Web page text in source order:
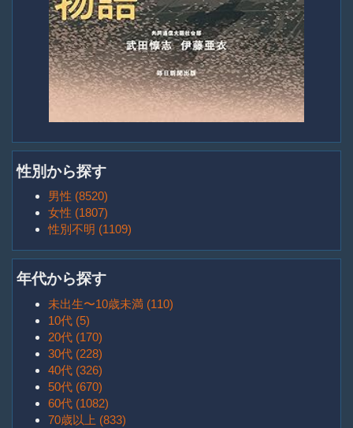
性別から探す
男性 (8520)
女性 (1807)
性別不明 (1109)
年代から探す
未出生〜10歳未満 (110)
10代 (5)
20代 (170)
30代 (228)
40代 (326)
50代 (670)
60代 (1082)
70歳以上 (833)